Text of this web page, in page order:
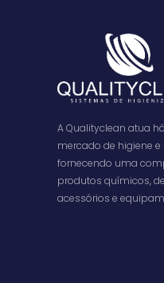
A Qualityclean atua
mercado de higiene
fornecendo uma
produtos químicos,
acessórios e